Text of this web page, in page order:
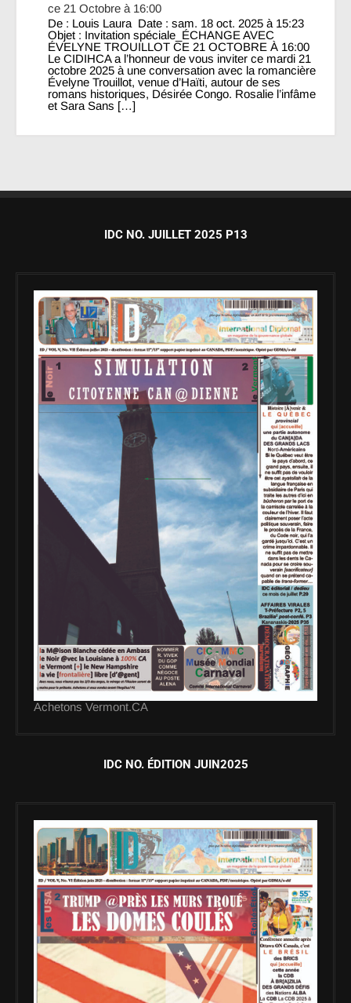
ce 21 Octobre à 16:00
De : Louis Laura Date : sam. 18 oct. 2025 à 15:23
Objet : Invitation spéciale_ÉCHANGE AVEC
ÉVELYNE TROUILLOT CE 21 OCTOBRE À 16:00
Le CIDIHCA a l’honneur de vous inviter ce mardi 21
octobre 2025 à une conversation avec la romancière
Évelyne Trouillot, venue d’Haïti, autour de ses
romans historiques, Désirée Congo. Rosalie l’infâme
et Sara Sans […]
IDC NO. JUILLET 2025 P13
Achetons Vermont.CA
IDC NO. ÉDITION JUIN2025